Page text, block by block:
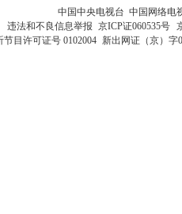
中国中央电视台 中国网络电
违法和不良信息举报 京ICP证060535号
节目许可证号 0102004 新出网证（京）